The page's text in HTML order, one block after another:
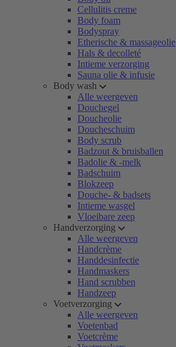
Cellulitis creme
Body foam
Bodyspray
Etherische & massageolie
Hals & decolleté
Intieme verzorging
Sauna olie & infusie
Body wash
Alle weergeven
Douchegel
Doucheolie
Doucheschuim
Body scrub
Badzout & bruisballen
Badolie & -melk
Badschuim
Blokzeep
Douche- & badsets
Intieme wasgel
Vloeibare zeep
Handverzorging
Alle weergeven
Handcrème
Handdesinfectie
Handmaskers
Hand scrubben
Handzeep
Voetverzorging
Alle weergeven
Voetenbad
Voetcrème